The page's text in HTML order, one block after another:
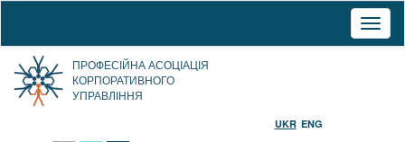
ПРОФЕСІЙНА АСОЦІАЦІЯ
КОРПОРАТИВНОГО
УПРАВЛІННЯ
UKR ENG